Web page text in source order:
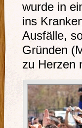
wurde in
ins
Ausfälle,
Gründen
zu Herzen